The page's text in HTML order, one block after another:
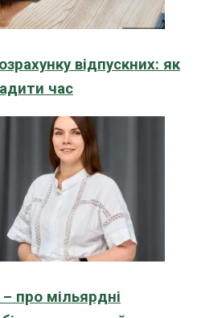
відпускних: як
час
про мільярдні